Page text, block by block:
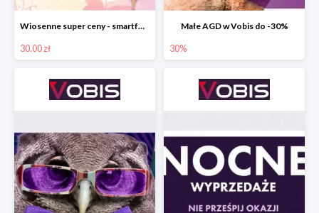
Wiosenne super ceny - smartfony TCL w Vobis do -30 zł
30.00 zł
Małe AGD w Vobis do -30%
30%